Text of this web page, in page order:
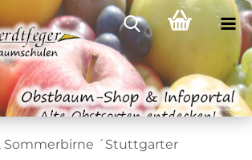
Sommerbirne ´Stuttgarter